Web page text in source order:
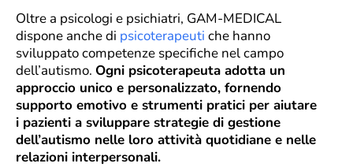
Oltre a psicologi e psichiatri, GAM-MEDICAL
dispone anche di psicoterapeuti che hanno
sviluppato competenze specifiche nel campo
dell’autismo. Ogni psicoterapeuta adotta un
approccio unico e personalizzato, fornendo
supporto emotivo e strumenti pratici per aiutare
i pazienti a sviluppare strategie di gestione
dell’autismo nelle loro attività quotidiane e nelle
relazioni interpersonali.